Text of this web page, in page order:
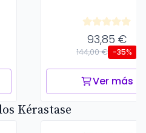
93,85 €
144,00 € -35%
Ver más
Kérastase